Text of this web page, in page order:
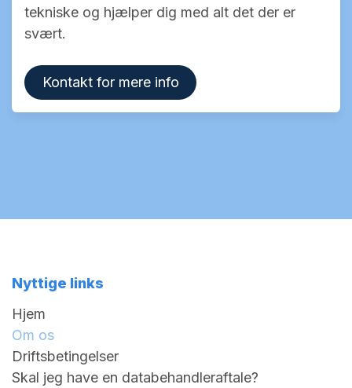
tekniske og hjælper dig med alt det der er
svært.
Kontakt for mere info
Nyttige links
Hjem
Om os
Driftsbetingelser
Skal jeg have en databehandleraftale?